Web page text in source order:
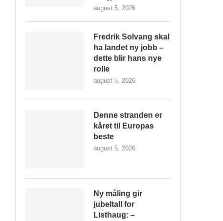
august 5, 2026
Fredrik Solvang skal
ha landet ny jobb –
dette blir hans nye
rolle
august 5, 2026
Denne stranden er
kåret til Europas
beste
august 5, 2026
Ny måling gir
jubeltall for
Listhaug: –